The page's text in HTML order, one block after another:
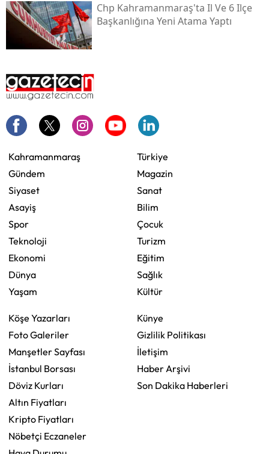
Chp Kahramanmaraş'ta Il Ve 6 Ilçe
Başkanlığına Yeni Atama Yaptı
Kahramanmaraş
Gündem
Siyaset
Asayiş
Spor
Teknoloji
Ekonomi
Dünya
Yaşam
Türkiye
Magazin
Sanat
Bilim
Çocuk
Turizm
Eğitim
Sağlık
Kültür
Köşe Yazarları
Foto Galeriler
Manşetler Sayfası
İstanbul Borsası
Döviz Kurları
Altın Fiyatları
Kripto Fiyatları
Nöbetçi Eczaneler
Künye
Gizlilik Politikası
İletişim
Haber Arşivi
Son Dakika Haberleri